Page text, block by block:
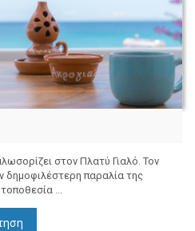
στον Πλατύ Γιαλό. Τον
δημοφιλέστερη παραλία της
...